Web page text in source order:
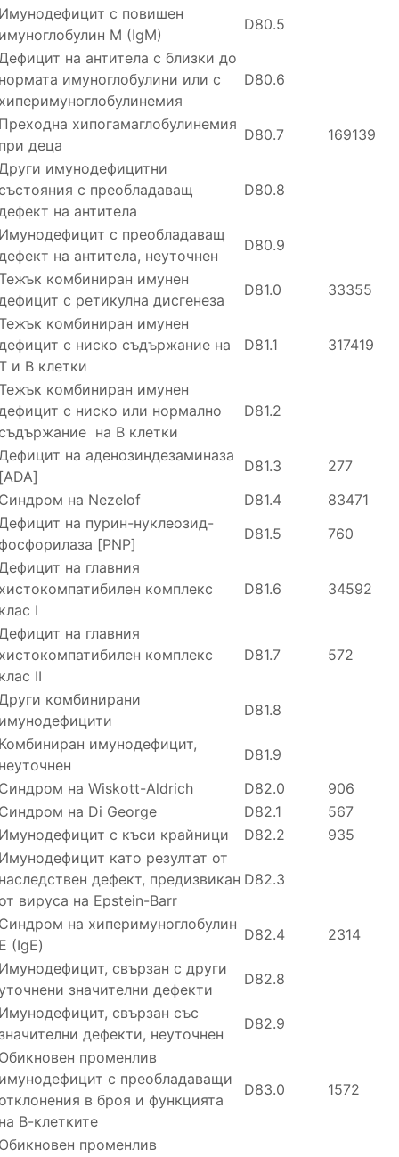
с повишен
М (IgМ)
D80.5
на антитела с близки до
имуноглобулини или с
D80.6
хипогамаглобулинемия
деца
D80.7
169139
имунодефицитни
с преобладаващ
на антитела
D80.8
с преобладаващ
на антитела, неуточнен
D80.9
комбиниран имунен
с ретикулна дисгенеза
D81.0
33355
комбиниран имунен
с ниско съдържание на
и В клетки
D81.1 317419
комбиниран имунен
с ниско или нормално
на В клетки
D81.2
на аденозиндезаминаза
D81.3
277
на Nezelof
D81.4
83471
на пурин-нуклеозид-
[PNP]
D81.5
760
на главния
комплекс
I
D81.6 34592
на главния
комплекс
II
D81.7 572
комбинирани
D81.8
имунодефицит,
D81.9
на Wiskott-Aldrich
D82.0
906
на Di George
D82.1
567
с къси крайници
D82.2
935
като резултат от
дефект, предизвикан
вируса на Epstein-Barr
D82.3
на хиперимуноглобулин
(IgE)
D82.4
2314
свързан с други
значителни дефекти
D82.8
свързан със
дефекти, неуточнен
D82.9
променлив
с преобладаващи
в броя и функцията
В-клетките
D83.0 1572
променлив